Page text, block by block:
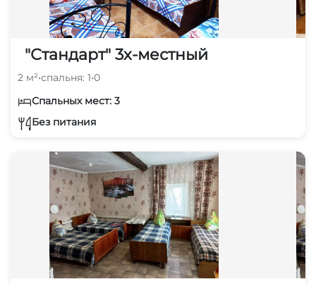
"Стандарт" 3х-местный
2 м²•спальня: 1•0
Спальных мест: 3
Без питания